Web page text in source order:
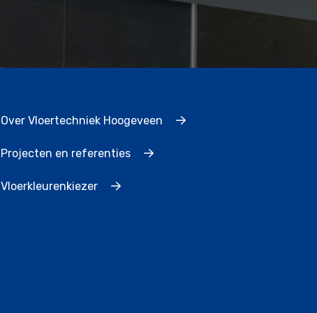
Over Vloertechniek Hoogeveen
Projecten en referenties
Vloerkleurenkiezer